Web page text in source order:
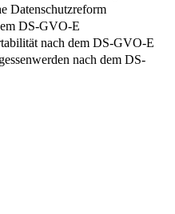
Datenschutzreform
DS-GVO-E
nach dem DS-GVO-E
nach dem DS-